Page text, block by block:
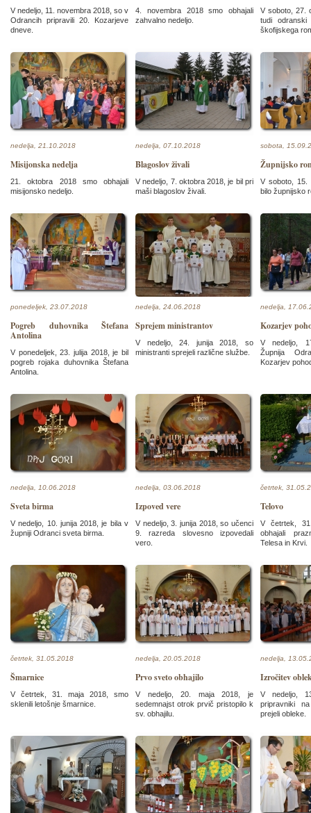
V nedeljo, 11. novembra 2018, so v
Odrancih pripravili 20. Kozarjeve
dneve.
4. novembra 2018 smo obhajali
zahvalno nedeljo.
V soboto, 27.
tudi odranski
škofijskega
nedelja, 21.10.2018
Misijonska nedelja
21. oktobra 2018 smo obhajali
misijonsko nedeljo.
nedelja, 07.10.2018
Blagoslov živali
V nedeljo, 7. oktobra 2018, je bil pri
maši blagoslov živali.
sobota,
Župnijsko
V soboto, 15.
bilo župnijsko
ponedeljek, 23.07.2018
Pogreb duhovnika Štefana
Antolina
V ponedeljek, 23. julija 2018, je bil
pogreb rojaka duhovnika Štefana
Antolina.
nedelja, 24.06.2018
Sprejem ministrantov
V nedeljo, 24. junija 2018, so
ministranti sprejeli različne službe.
nedelja,
Kozarjev
V nedeljo,
Župnija
Kozarjev
nedelja, 10.06.2018
Sveta birma
V nedeljo, 10. junija 2018, je bila v
župniji Odranci sveta birma.
nedelja, 03.06.2018
Izpoved vere
V nedeljo, 3. junija 2018, so učenci
9. razreda slovesno izpovedali
vero.
četrtek,
Telovo
V četrtek,
obhajali
Telesa in Krvi.
četrtek, 31.05.2018
Šmarnice
V četrtek, 31. maja 2018, smo
sklenili letošnje šmarnice.
nedelja, 20.05.2018
Prvo sveto obhajilo
V nedeljo, 20. maja 2018, je
sedemnajst otrok prvič pristopilo k
sv. obhajilu.
nedelja,
Izročitev
V nedeljo,
pripravniki
prejeli obleke.